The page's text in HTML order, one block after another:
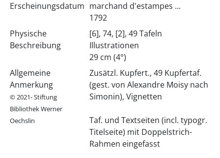
Erscheinungsdatum marchand d'estampes ...
1792
Physische
Beschreibung
[6], 74, [2], 49 Tafeln
Illustrationen
29 cm (4°)
Allgemeine
Anmerkung
© 2021- Stiftung
Bibliothek Werner
Oechslin
Zusätzl. Kupfert., 49 Kupfertaf.
(gest. von Alexandre Moisy nach
Simonin), Vignetten
Taf. und Textseiten (incl. typogr.
Titelseite) mit Doppelstrich-
Rahmen eingefasst